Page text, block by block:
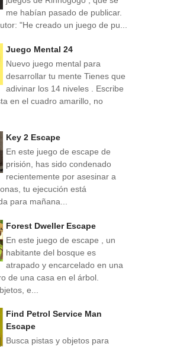
me habían pasado de publicar.
"He creado un juego de pu...
Juego Mental 24
Nuevo juego mental para
desarrollar tu mente Tienes que
adivinar los 14 niveles . Escribe
en el cuadro amarillo, no
Key 2 Escape
En este juego de escape de
prisión, has sido condenado
recientemente por asesinar a
tu ejecución está
para mañana...
Forest Dweller Escape
En este juego de escape , un
habitante del bosque es
atrapado y encarcelado en una
de una casa en el árbol.
e...
Find Petrol Service Man
Escape
Busca pistas y objetos para